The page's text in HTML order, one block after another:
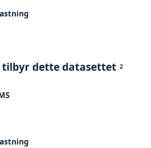
tilbyr dette datasettet 2